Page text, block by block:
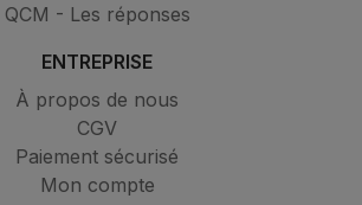
QCM - Les réponses
ENTREPRISE
À propos de nous
CGV
Paiement sécurisé
Mon compte